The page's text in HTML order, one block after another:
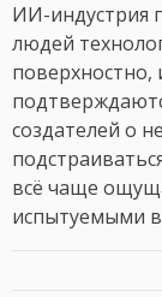
ИИ-индустрия
людей
поверхностно,
создателей о
всё чаще
испытуемыми